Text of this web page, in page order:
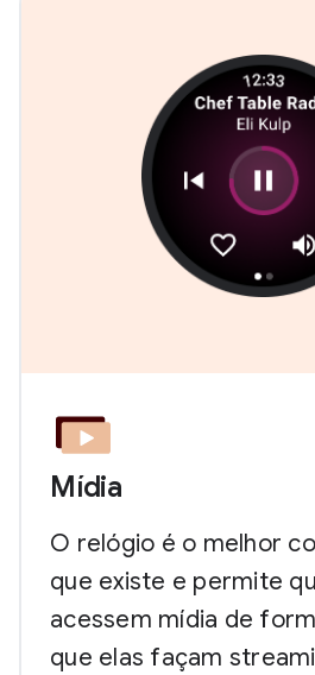
Mídia
O relógio é o melhor
que existe e permite
acessem mídia de
que elas façam